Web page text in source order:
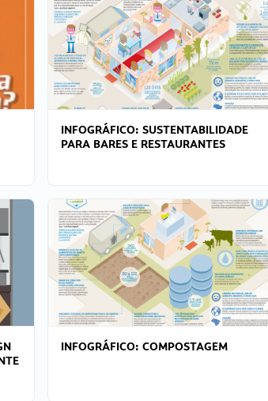
INFOGRÁFICO: SUSTENTABILIDADE
PARA BARES E RESTAURANTES
INFOGRÁFICO: COMPOSTAGEM